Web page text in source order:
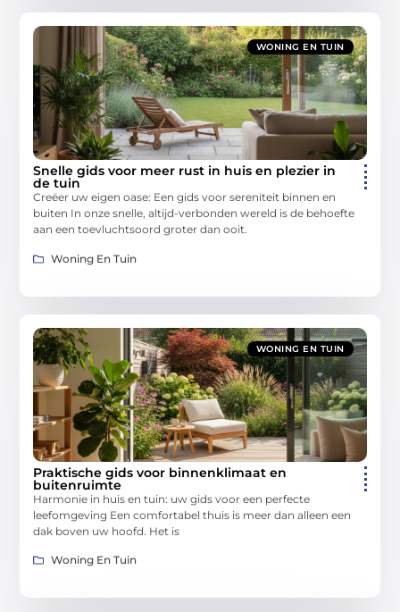
WONING EN TUIN
Snelle gids voor meer rust in huis en plezier in
de tuin
Creëer uw eigen oase: Een gids voor sereniteit binnen en
buiten In onze snelle, altijd-verbonden wereld is de behoefte
aan een toevluchtsoord groter dan ooit.
Woning En Tuin
WONING EN TUIN
Praktische gids voor binnenklimaat en
buitenruimte
Harmonie in huis en tuin: uw gids voor een perfecte
leefomgeving Een comfortabel thuis is meer dan alleen een
dak boven uw hoofd. Het is
Woning En Tuin